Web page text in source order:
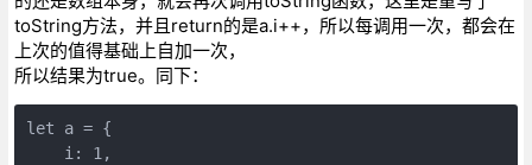
toString方法，并且return的是a.i++，所以每调用一次，都会在
上次的值得基础上自加一次，
所以结果为true。同下：
let a = {
    i: 1,